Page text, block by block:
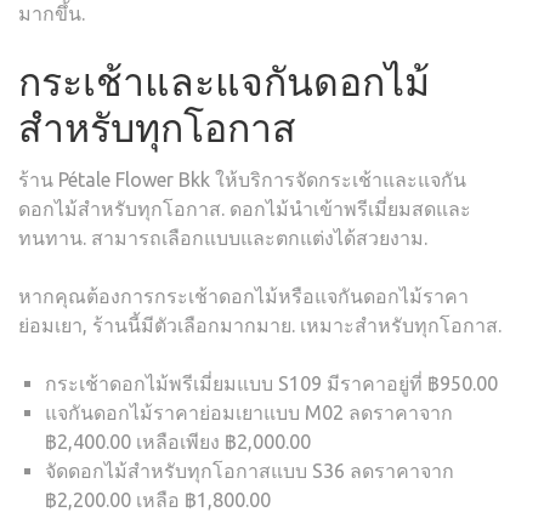
มากขึ้น.
กระเช้าและแจกันดอกไม้
สำหรับทุกโอกาส
ร้าน Pétale Flower Bkk ให้บริการจัดกระเช้าและแจกัน
ดอกไม้สำหรับทุกโอกาส. ดอกไม้นำเข้าพรีเมี่ยมสดและ
ทนทาน. สามารถเลือกแบบและตกแต่งได้สวยงาม.
หากคุณต้องการกระเช้าดอกไม้หรือแจกันดอกไม้ราคา
ย่อมเยา, ร้านนี้มีตัวเลือกมากมาย. เหมาะสำหรับทุกโอกาส.
กระเช้าดอกไม้พรีเมี่ยมแบบ S109 มีราคาอยู่ที่ ฿950.00
แจกันดอกไม้ราคาย่อมเยาแบบ M02 ลดราคาจาก
฿2,400.00 เหลือเพียง ฿2,000.00
จัดดอกไม้สำหรับทุกโอกาสแบบ S36 ลดราคาจาก
฿2,200.00 เหลือ ฿1,800.00